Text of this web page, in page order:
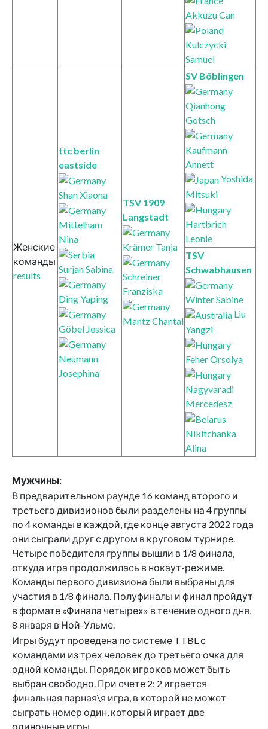
Akkuzu Can
Kulczycki
Samuel
Женские
команды
results
ttc berlin
eastside
Shan Xiaona
Mittelham
Nina
Surjan Sabina
Ding Yaping
Göbel Jessica
Neumann
Josephina
TSV 1909
Langstadt
Krämer Tanja
Schreiner
Franziska
Mantz Chantal
SV Böblingen
Qianhong
Gotsch
Kaufmann
Annett
Yoshida
Mitsuki
Hartbrich
Leonie
TSV
Schwabhausen
Winter Sabine
Liu
Yangzi
Feher Orsolya
Nagyvaradi
Mercedesz
Nikitchanka
Alina
Мужчины:
В предварительном раунде 16 команд второго и
третьего дивизионов были разделены на 4 группы
по 4 команды в каждой, где конце августа 2022 года
они сыграли друг с другом в круговом турнире.
Четыре победителя группы вышли в 1/8 финала,
откуда игра продолжилась в нокаут-режиме.
Команды первого дивизиона были выбраны для
участия в 1/8 финала. Полуфиналы и финал пройдут
в формате «Финала четырех» в течение одного дня,
8 января в Ной-Ульме.
Игры будут проведена по системе TTBL с
командами из трех человек до третьего очка для
одной команды. Порядок игроков может быть
выбран свободно. При счете 2: 2 играется
финальная парная\я игра, в которой не может
сыграть номер один, который играет две
одиночные игры.